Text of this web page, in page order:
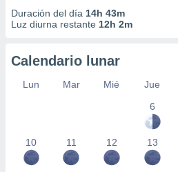
Duración del día 14h 43m
Luz diurna restante 12h 2m
Calendario lunar
Lun Mar Mié Jue
6
10 11 12 13